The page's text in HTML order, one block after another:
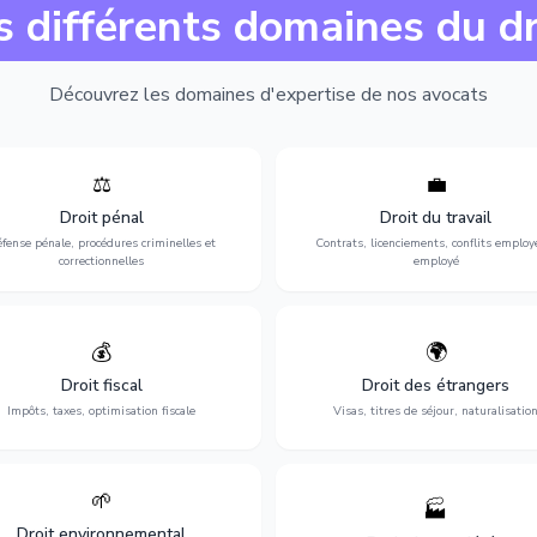
différents domaines du
Découvrez les domaines d'expertise de nos avocats
⚖️
Droit pénal
pénale, procédures criminelles et
correctionnelles
Expertise en matière pénale, de
en garde à vue jusqu'au
pour toute affaire correctionnelle
ou criminelle.
💼
Droit du travail
Contrats, licenciements, conflits
employé
Protection de vos droits au
contrats, licenciements,
discrimination et conflits avec
l'employeur.
💰
Droit fiscal
Impôts, taxes, optimisation fiscale
de votre situation fiscale :
contentieux, contrôles
fiscaux et planification.
🌍
Droit des étrangers
Visas, titres de séjour, naturalisation
Obtention de vos droits de séjour :
cartes de séjour, regroupement
naturalisation.
🌱 🏭
Structuration de votre société :